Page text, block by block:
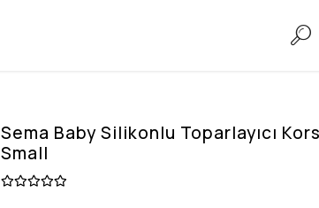
Sema Baby Silikonlu Toparlayıcı
Small